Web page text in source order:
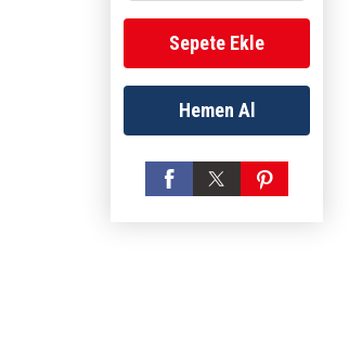
Sepete Ekle
Hemen Al